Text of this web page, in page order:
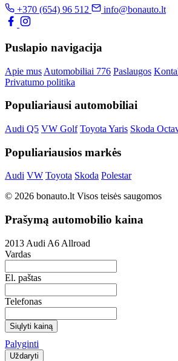
+370 (654) 96 512 info@bonauto.lt
Puslapio navigacija
Apie mus Automobiliai 776 Paslaugos
Privatumo politika
Populiariausi automobiliai
Audi Q5 VW Golf Toyota Yaris Skoda
Populiariausios markės
Audi VW Toyota Skoda Polestar
© 2026 bonauto.lt Visos teisės saugomos
Prašymą automobilio kaina
2013 Audi A6 Allroad
Vardas
El. paštas
Telefonas
Siųlyti kainą
Palyginti
Uždaryti